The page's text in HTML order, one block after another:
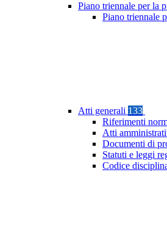
Piano triennale per la
Piano triennale
Atti generali 133
Riferimenti
Atti
Documenti di
Statuti e leggi
Codice